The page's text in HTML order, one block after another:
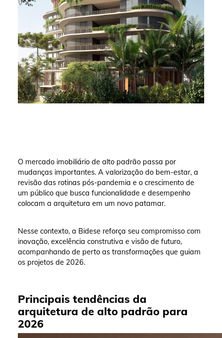
O mercado imobiliário de alto padrão passa por
mudanças importantes. A valorização do bem-estar, a
revisão das rotinas pós-pandemia e o crescimento de
um público que busca funcionalidade e desempenho
colocam a arquitetura em um novo patamar.
Nesse contexto, a Bidese reforça seu compromisso com
inovação, excelência construtiva e visão de futuro,
acompanhando de perto as transformações que guiam
os projetos de 2026.
Principais tendências da
arquitetura de alto padrão para
2026